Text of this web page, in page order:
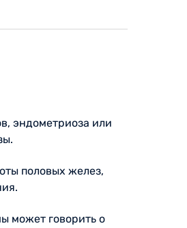
эндометриоза или
половых желез,
может говорить о